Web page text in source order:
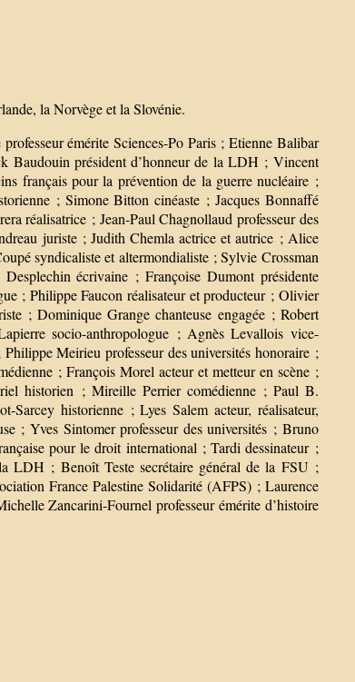
la Norvège et la Slovénie.
émérite Sciences-Po Paris ; Etienne Balibar
Baudouin président d’honneur de la LDH ; Vincent
français pour la prévention de la guerre nucléaire ;
; Simone Bitton cinéaste ; Jacques Bonnaffé
réalisatrice ; Jean-Paul Chagnollaud professeur des
juriste ; Judith Chemla actrice et autrice ; Alice
syndicaliste et altermondialiste ; Sylvie Crossman
écrivaine ; Françoise Dumont présidente
; Philippe Faucon réalisateur et producteur ; Olivier
; Dominique Grange chanteuse engagée ; Robert
socio-anthropologue ; Agnès Levallois vice-
Meirieu professeur des universités honoraire ;
; François Morel acteur et metteur en scène ;
historien ; Mireille Perrier comédienne ; Paul B.
historienne ; Lyes Salem acteur, réalisateur,
; Yves Sintomer professeur des universités ; Bruno
pour le droit international ; Tardi dessinateur ;
LDH ; Benoît Teste secrétaire général de la FSU ;
France Palestine Solidarité (AFPS) ; Laurence
Zancarini-Fournel professeur émérite d’histoire